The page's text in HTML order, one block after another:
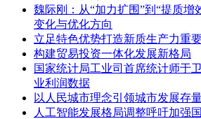
魏际刚：从“加力扩围”到“提质增
变化与优化方向
立足特色优势打造新质生产力重
构建贸易投资一体化发展新格局
国家统计局工业司首席统计师于
业利润数据
以人民城市理念引领城市发展存
人工智能发展格局调整呼吁加强